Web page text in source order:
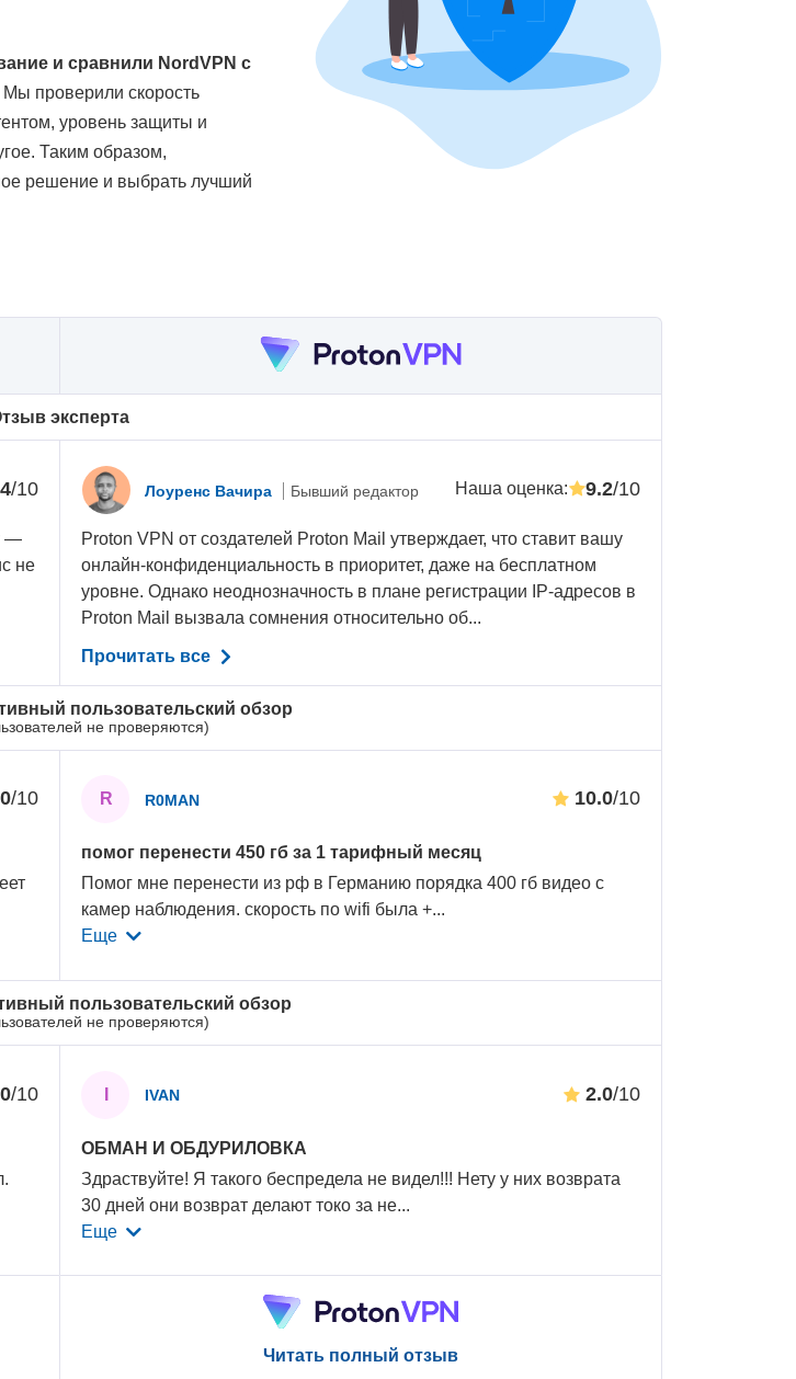
и сравнили NordVPN с
Мы проверили скорость
уровень защиты и
Таким образом,
решение и выбрать лучший
эксперта
пользовательский обзор
не проверяются)
пользовательский обзор
не проверяются)
/10
—
не
/10
/10
Лоуренс Вачира Бывший редактор Наша оценка: 9.2/10
Proton VPN от создателей Proton Mail утверждает, что ставит вашу
онлайн-конфиденциальность в приоритет, даже на бесплатном
уровне. Однако неоднозначность в плане регистрации IP-адресов в
Proton Mail вызвала сомнения относительно об...
Прочитать все
R R0MAN 10.0/10
помог перенести 450 гб за 1 тарифный месяц
Помог мне перенести из рф в Германию порядка 400 гб видео с
камер наблюдения. скорость по wifi была +...
Еще
IVAN 2.0/10
ОБМАН И ОБДУРИЛОВКА
Здраствуйте! Я такого беспредела не видел!!! Нету у них возврата
30 дней они возврат делают токо за не...
Еще
Читать полный отзыв